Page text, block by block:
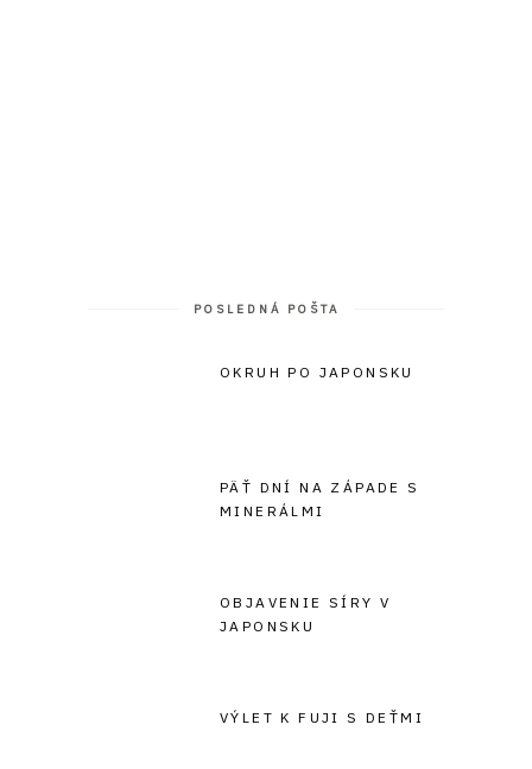
POSLEDNÁ POŠTA
OKRUH PO JAPONSKU
PÄŤ DNÍ NA ZÁPADE S
MINERÁLMI
OBJAVENIE SÍRY V
JAPONSKU
VÝLET K FUJI S DEŤMI